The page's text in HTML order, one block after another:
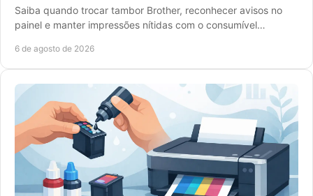
Saiba quando trocar tambor Brother, reconhecer avisos no
painel e manter impressões nítidas com o consumível
6 de agosto de 2026